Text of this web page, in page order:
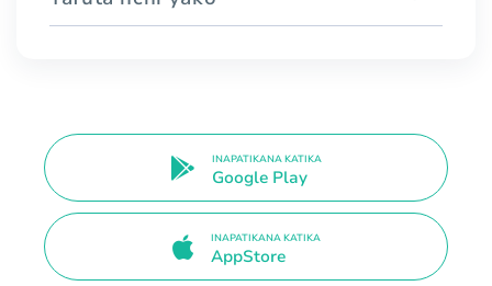
INAPATIKANA KATIKA
Google Play
INAPATIKANA KATIKA
AppStore